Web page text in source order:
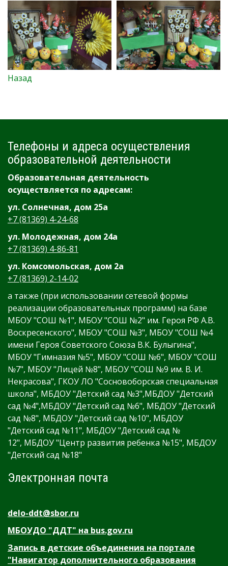
Назад
Телефоны и адреса осуществления
образовательной деятельности
Образовательная деятельность
осуществляется по адресам:
ул. Солнечная, дом 25а
+7 (81369) 4-24-68
ул. Молодежная, дом 24а
+7 (81369) 4-86-81
ул. Комсомольская, дом 2а
+7 (81369) 2-14-02
а также (при использовании сетевой формы
реализации образовательных программ) на базе
МБОУ "СОШ №1", МБОУ "СОШ №2" им. Героя РФ А.В.
Воскресенского", МБОУ "СОШ №3", МБОУ "СОШ №4
имени Героя Советского Союза В.К. Булыгина",
МБОУ "Гимназия №5", МБОУ "СОШ №6", МБОУ "СОШ
№7", МБОУ "Лицей №8", МБОУ "СОШ №9 им. В. И.
Некрасова", ГКОУ ЛО "Сосновоборская специальная
школа", МБДОУ "Детский сад №3",МБДОУ "Детский
сад №4",МБДОУ "Детский сад №6", МБДОУ "Детский
сад №8", МБДОУ "Детский сад №10", МБДОУ
"Детский сад №11", МБДОУ "Детский сад №
12", МБДОУ "Центр развития ребенка №15", МБДОУ
"Детский сад №18"
Электронная почта
delo-ddt@sbor.ru
МБОУДО "ДДТ" на bus.gov.ru
Запись в детские объединения на портале
"Навигатор дополнительного образования